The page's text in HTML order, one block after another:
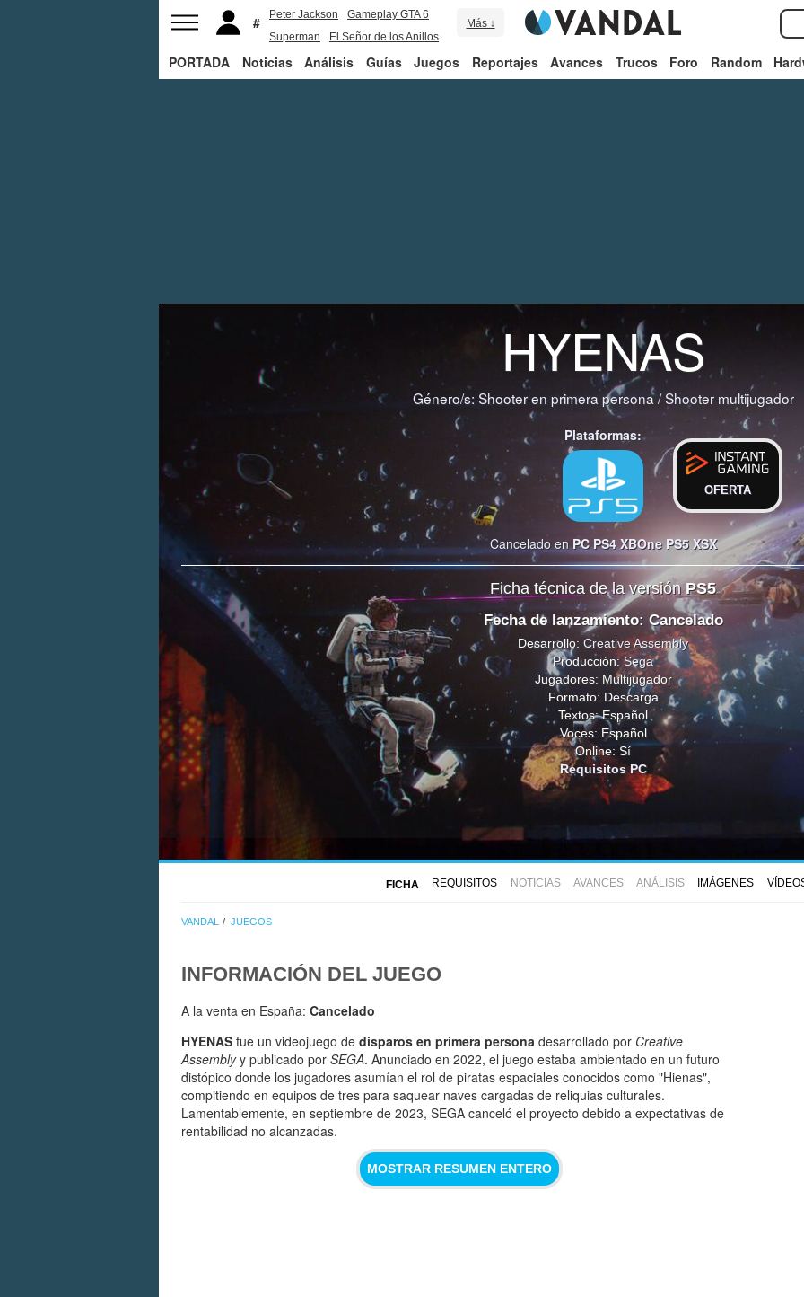
Peter Jackson
Gameplay GTA 6
Superman
El Señor de los Anillos
Más ↓
PORTADA Noticias Análisis Guías Juegos Reportajes Avances Trucos Foro Random
HYENAS
Género/s: Shooter en primera persona/Shooter multijugador
Plataformas:
OFERTA
Cancelado enPC PS4 XBOne PS5 XSX
Ficha técnica de la versiónPS5
Fecha de lanzamiento: Cancelado
Desarrollo: Creative Assembly
Producción:Sega
Jugadores: Multijugador
Formato: Descarga
Textos: Español
Voces: Español
Online: Sí
Requisitos PC
FICHA REQUISITOS NOTICIAS AVANCES ANÁLISIS IMÁGENES
VANDAL JUEGOS
INFORMACIÓN DEL JUEGO
A la venta en España: Cancelado
HYENAS fue un videojuego de disparos en primera persona desarrollado por Creative
Assemblyy publicado por SEGA. Anunciado en 2022, el juego estaba ambientado en un futuro
distópico donde los jugadores asumían el rol de piratas espaciales conocidos como "Hienas",
compitiendo en equipos de tres para saquear naves cargadas de reliquias culturales.
Lamentablemente, en septiembre de 2023, SEGA canceló el proyecto debido a expectativas de
rentabilidad no alcanzadas.
MOSTRAR RESUMEN ENTERO